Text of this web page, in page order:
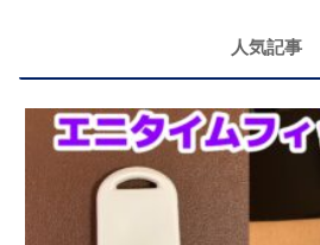
人気記事